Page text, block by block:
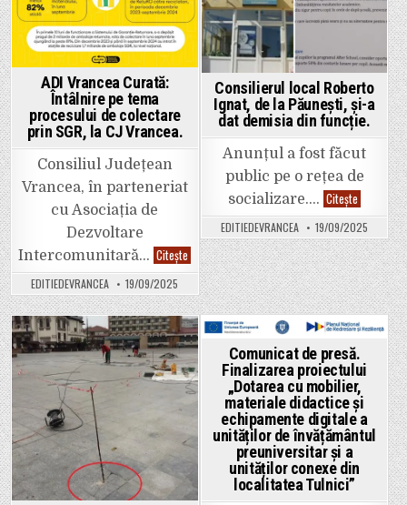
ADI Vrancea Curată:
Întâlnire pe tema
procesului de colectare
prin SGR, la CJ Vrancea.
Consiliul Județean
Vrancea, în parteneriat
cu Asociația de
Dezvoltare
Intercomunitară… Citește ADI
Vrancea
Curată:
Întâlnire
pe
tema
procesului
de
colectare
prin
SGR,
la
CJ
Vrancea.
EDITIEDEVRANCEA 19/09/2025
Consilierul local Roberto
Ignat, de la Păunești, și-a
dat demisia din funcție.
Anunțul a fost făcut
public pe o rețea de
socializare…. Citește Consilierul
local
Roberto
Ignat,
de
la
Păunești,
și-
a
dat
demisia
din
funcție.
EDITIEDEVRANCEA 19/09/2025
Posted
in
Posted
Comunicat de presă.
Finalizarea proiectului
„Dotarea cu mobilier,
materiale didactice și
echipamente digitale a
unităților de învățământul
preuniversitar și a
unităților conexe din
localitatea Tulnici”